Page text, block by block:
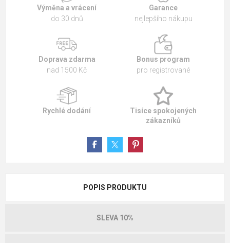
Výměna a vrácení
do 30 dnů
Garance
nejlepšího nákupu
Doprava zdarma
nad 1500 Kč
Bonus program
pro registrované
Rychlé dodání
Tisíce spokojených
zákazníků
POPIS PRODUKTU
SLEVA 10%